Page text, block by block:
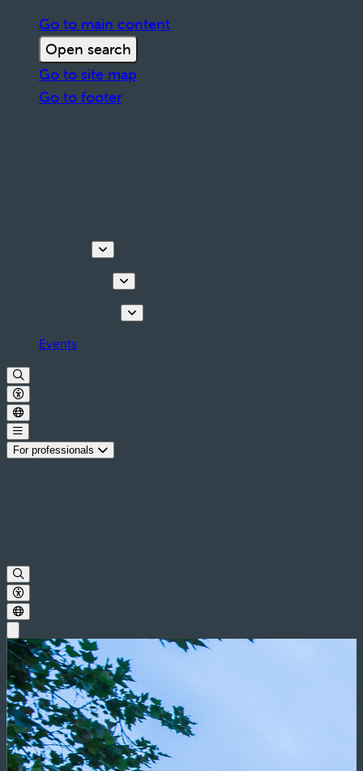
Go to main content
Open search
Go to site map
Go to footer
Events
For professionals